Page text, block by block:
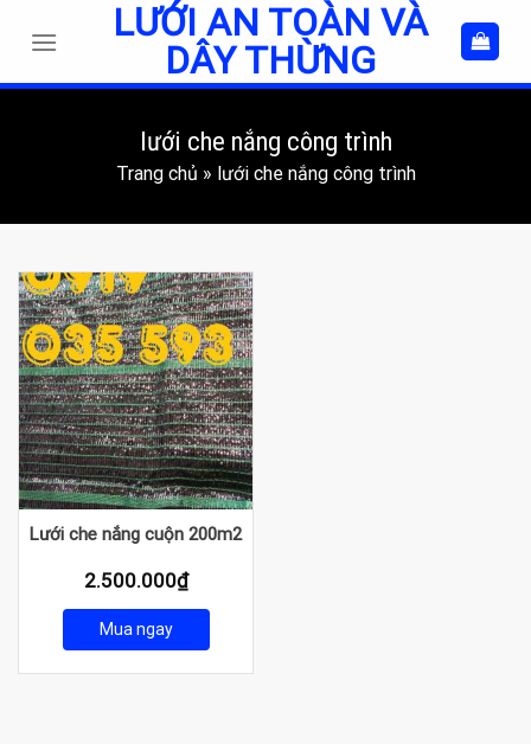
LƯỚI AN TOÀN VÀ
DÂY THỪNG
lưới che nắng công trình
Trang chủ » lưới che nắng công trình
Lưới che nắng cuộn 200m2
2.500.000₫
Mua ngay